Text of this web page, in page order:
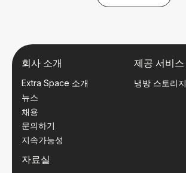
회사 소개
Extra Space 소개
뉴스
채용
문의하기
지속가능성
자료실
제공 서비스
냉방 스토리지